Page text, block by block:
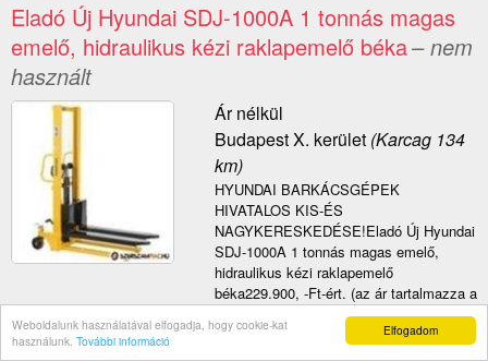
Elfogadom
Weboldalunk használatával elfogadja, hogy cookie-kat
használunk. További információ
Eladó Új Hyundai SDJ-1000A 1 tonnás magas
emelő, hidraulikus kézi raklapemelő béka– nem
használt
Ár nélkül
Budapest X. kerület(Karcag 134
km)
HYUNDAI BARKÁCSGÉPEK
HIVATALOS KIS-ÉS
NAGYKERESKEDÉSE!Eladó Új Hyundai
SDJ-1000A 1 tonnás magas emelő,
hidraulikus kézi raklapemelő
béka229.900, -Ft-ért. (az ár tartalmazza a
27% Áfát).Teherbíró ké...